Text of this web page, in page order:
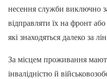
несення служби виключно
відправляти їх на фронт
які знаходяться далеко за
За місцем проживання
інвалідністю й